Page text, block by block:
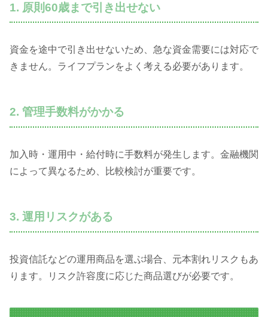
1. 原則60歳まで引き出せない
資金を途中で引き出せないため、急な資金需要には対応で
きません。ライフプランをよく考える必要があります。
2. 管理手数料がかかる
加入時・運用中・給付時に手数料が発生します。金融機関
によって異なるため、比較検討が重要です。
3. 運用リスクがある
投資信託などの運用商品を選ぶ場合、元本割れリスクもあ
ります。リスク許容度に応じた商品選びが必要です。